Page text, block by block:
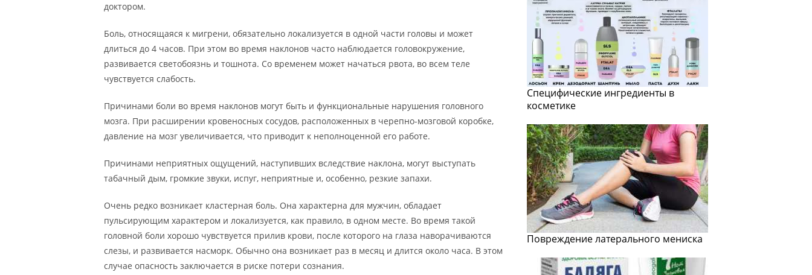
доктором.
Боль, относящаяся к мигрени, обязательно локализуется в одной части головы и может
длиться до 4 часов. При этом во время наклонов часто наблюдается головокружение,
развивается светобоязнь и тошнота. Со временем может начаться рвота, во всем теле
чувствуется слабость.
Причинами боли во время наклонов могут быть и функциональные нарушения головного
мозга. При расширении кровеносных сосудов, расположенных в черепно-мозговой коробке,
давление на мозг увеличивается, что приводит к неполноценной его работе.
Причинами неприятных ощущений, наступивших вследствие наклона, могут выступать
табачный дым, громкие звуки, испуг, неприятные и, особенно, резкие запахи.
Очень редко возникает кластерная боль. Она характерна для мужчин, обладает
пульсирующим характером и локализуется, как правило, в одном месте. Во время такой
головной боли хорошо чувствуется прилив крови, после которого на глаза наворачиваются
слезы, и развивается насморк. Обычно она возникает раз в месяц и длится около часа. В этом
случае опасность заключается в риске потери сознания.
Специфические ингредиенты в
косметике
Повреждение латерального мениска